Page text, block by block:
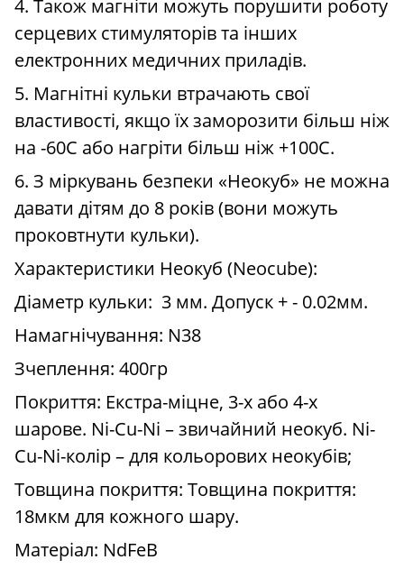
4. Також магніти можуть порушити роботу
серцевих стимуляторів та інших
електронних медичних приладів.
5. Магнітні кульки втрачають свої
властивості, якщо їх заморозити більш ніж
на -60С або нагріти більш ніж +100С.
6. З міркувань безпеки «Неокуб» не можна
давати дітям до 8 років (вони можуть
проковтнути кульки).
Характеристики Неокуб (Neocube):
Діаметр кульки: 3 мм. Допуск + - 0.02мм.
Намагнічування: N38
Зчеплення: 400гр
Покриття: Екстра-міцне, 3-х або 4-х
шарове. Ni-Cu-Ni – звичайний неокуб. Ni-
Cu-Ni-колір – для кольорових неокубів;
Товщина покриття: Товщина покриття:
18мкм для кожного шару.
Матеріал: NdFeB